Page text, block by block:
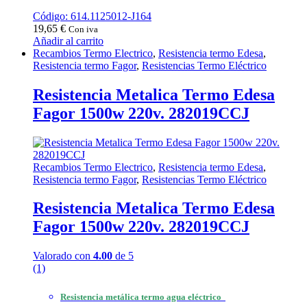
Código: 614.1125012-J164
19,65 € Con iva
Añadir al carrito
Recambios Termo Electrico, Resistencia termo Edesa,
Resistencia termo Fagor, Resistencias Termo Eléctrico
Resistencia Metalica Termo Edesa
Fagor 1500w 220v. 282019CCJ
Recambios Termo Electrico, Resistencia termo Edesa,
Resistencia termo Fagor, Resistencias Termo Eléctrico
Resistencia Metalica Termo Edesa
Fagor 1500w 220v. 282019CCJ
Valorado con 4.00 de 5
(1)
Resistencia metálica termo agua eléctrico